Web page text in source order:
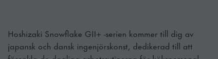
Hoshizaki Snowflake GII+ -serien kommer till dig av
japansk och dansk ingenjörskonst, dedikerad till att